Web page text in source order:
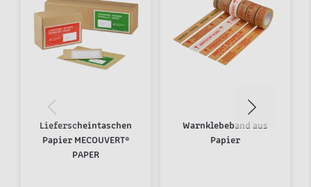
Lieferscheintaschen
Papier MECOUVERT®
PAPER
Warnklebeband aus
Papier